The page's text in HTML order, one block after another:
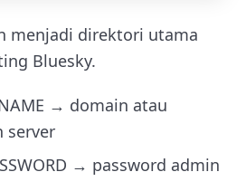
menjadi direktori utama
Bluesky.
→ domain atau
server
→ password admin